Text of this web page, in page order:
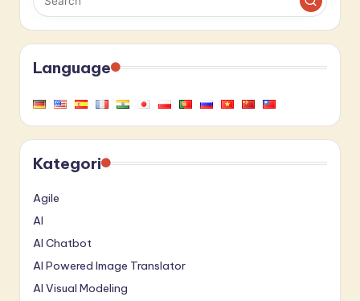
Language
Kategori
Agile
AI
AI Chatbot
AI Powered Image Translator
AI Visual Modeling